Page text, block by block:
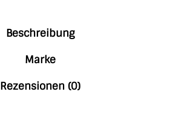
Beschreibung
Marke
Rezensionen (0)